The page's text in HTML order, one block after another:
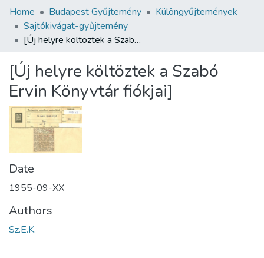
Communities & Collections
All of DSpace
Statistics
About us
Home Budapest Gyűjtemény
Különgyűjtemények
Sajtókivágat-gyűjtemény
[Új helyre költöztek a Szabó Ervin Könyvtár fiókjai]
[Új helyre költöztek a Szabó
Ervin Könyvtár fiókjai]
Date
1955-09-XX
Authors
Sz.E.K.